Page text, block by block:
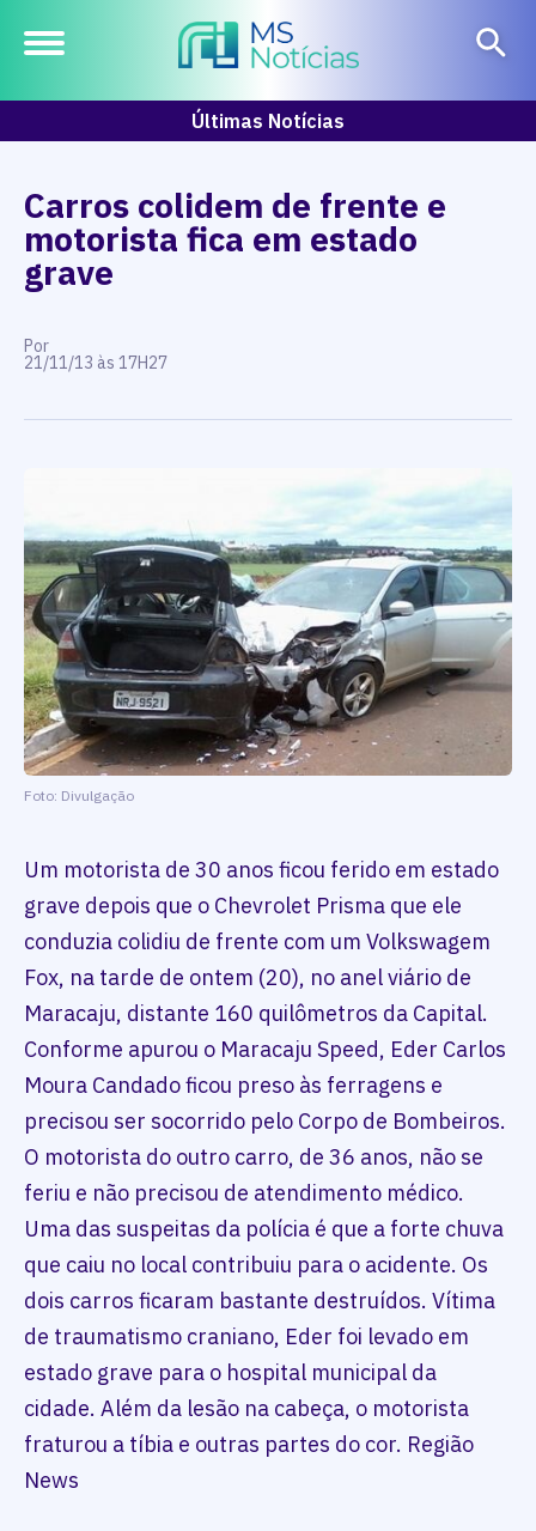
Últimas Notícias
Carros colidem de frente e
motorista fica em estado
grave
Por
21/11/13 às 17H27
Foto: Divulgação
Um motorista de 30 anos ficou ferido em estado
grave depois que o Chevrolet Prisma que ele
conduzia colidiu de frente com um Volkswagem
Fox, na tarde de ontem (20), no anel viário de
Maracaju, distante 160 quilômetros da Capital.
Conforme apurou o Maracaju Speed, Eder Carlos
Moura Candado ficou preso às ferragens e
precisou ser socorrido pelo Corpo de Bombeiros.
O motorista do outro carro, de 36 anos, não se
feriu e não precisou de atendimento médico.
Uma das suspeitas da polícia é que a forte chuva
que caiu no local contribuiu para o acidente. Os
dois carros ficaram bastante destruídos. Vítima
de traumatismo craniano, Eder foi levado em
estado grave para o hospital municipal da
cidade. Além da lesão na cabeça, o motorista
fraturou a tíbia e outras partes do cor. Região
News